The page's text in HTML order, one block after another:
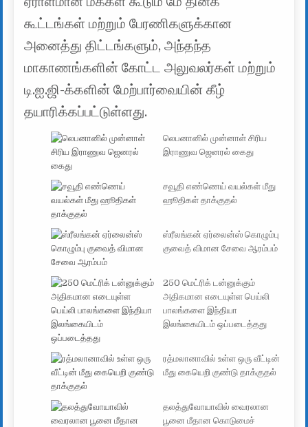
கூட்டங்கள் மற்றும் பேரணிகளுக்கான
அனைத்து திட்டங்களும், அந்தந்த
மாகாணங்களின் கோட்ட அலுவலர்கள் மற்றும்
டி.ஐ.ஜி-க்களின் மேற்பார்வையின் கீழ்
தயாரிக்கப்பட்டுள்ளது.
லெபனானில் முன்னாள் சிரிய
இராணுவ ஜெனரல் கைது
சவூதி எண்ணெய் வயல்கள் மீது
ஹூதிகள் தாக்குதல்
ஸ்ரீலங்கன் ஏர்லைன்ஸ் கொழும்பு
குவைத் விமான சேவை ஆரம்பம்
250 மெட்ரிக் டன்னுக்கும்
அதிகமான எடையுள்ள பெய்லி
பாலங்களை இந்தியா
இலங்கையிடம் ஒப்படைத்தது
ரத்மலானாவில் உள்ள ஒரு வீட்டின்
மீது கையெறி குண்டு தாக்குதல்
தலத்துவோயாவில் வைரலான
பூனை மீதான கொடுமைச்